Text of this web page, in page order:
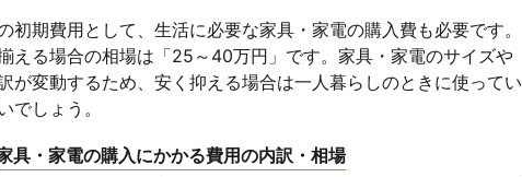
初期費用として、生活に必要な家具・家電の購入費も必要です。
える場合の相場は「25～40万円」です。家具・家電のサイズや
が変動するため、安く抑える場合は一人暮らしのときに使ってい
でしょう。
具・家電の購入にかかる費用の内訳・相場